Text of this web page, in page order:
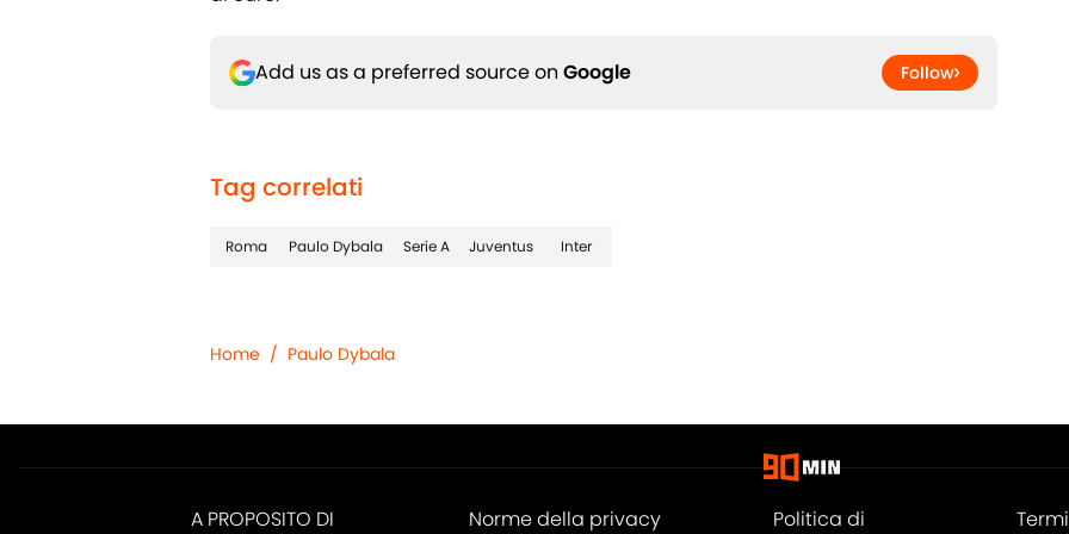
Add us as a preferred source on Google Follow
Tag correlati
Roma Paulo Dybala Serie A Juventus Inter
Home / Paulo Dybala
A PROPOSITO DI Norme della privacy Politica di